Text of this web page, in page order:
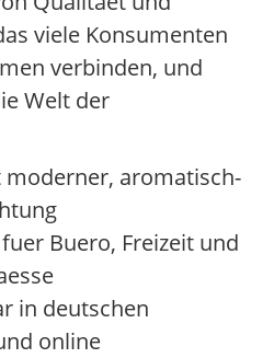
viele Konsumenten
verbinden, und
Welt der
aromatisch-
Buero, Freizeit und
in deutschen
online